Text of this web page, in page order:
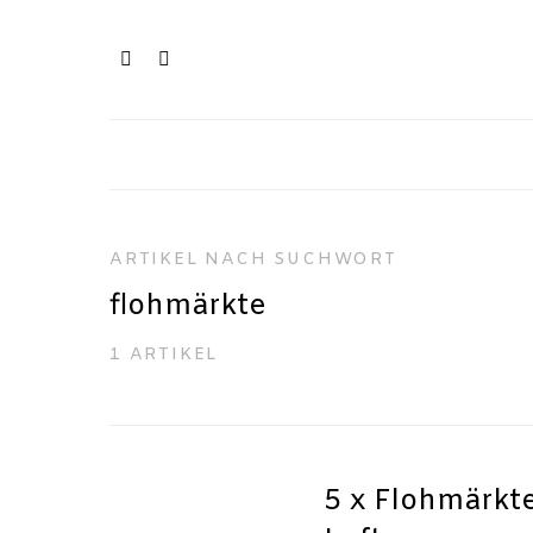
ARTIKEL NACH SUCHWORT
flohmärkte
1 ARTIKEL
5 x